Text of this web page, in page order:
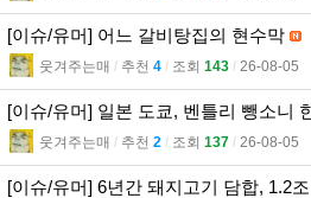
[이슈/유머] 어느 갈비탕집의 현수막
웃겨주는매 l 추천 4 l 조회 143 l 26-08-05
[이슈/유머] 일본 도쿄, 벤틀리 뺑소니
웃겨주는매 l 추천 2 l 조회 137 l 26-08-05
[이슈/유머] 6년간 돼지고기 담합, 1.2